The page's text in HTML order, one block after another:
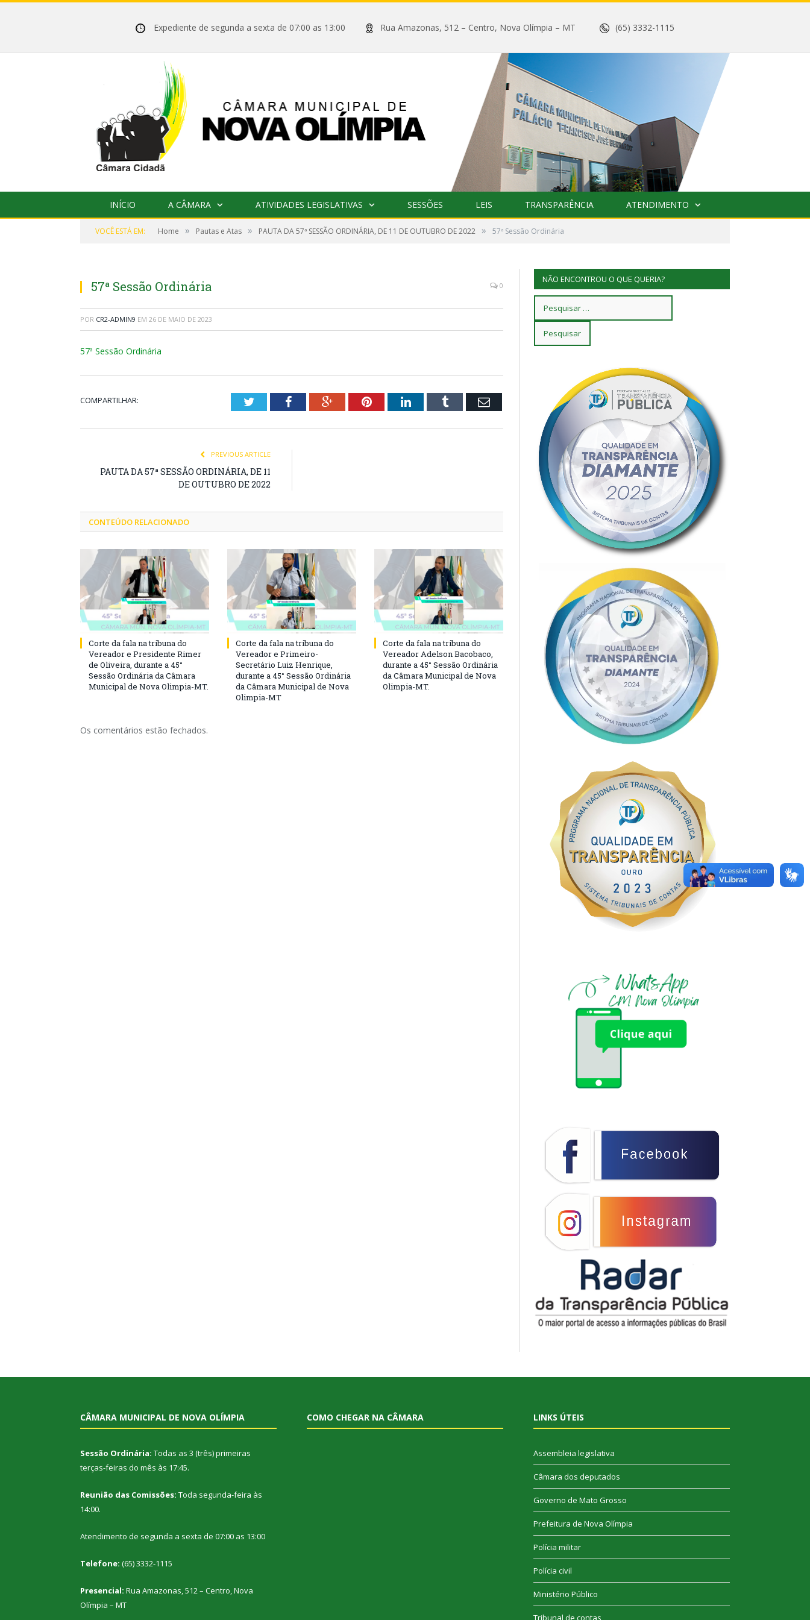
Expediente de segunda a sexta de 07:00 as 13:00 Rua Amazonas, 512 – Centro, Nova Olímpia – MT (65) 3332-1115
INÍCIO A CÂMARA ATIVIDADES LEGISLATIVAS SESSÕES LEIS TRANSPARÊNCIA ATENDIMENTO
VOCÊ ESTÁ EM: Home » Pautas e Atas » PAUTA DA 57ª SESSÃO ORDINÁRIA, DE 11 DE OUTUBRO DE 2022 » 57ª Sessão Ordinária
57ª Sessão Ordinária 0
POR CR2-ADMIN9 EM 26 DE MAIO DE 2023
57ª Sessão Ordinária
COMPARTILHAR: TwitterFacebookGoogle+PinterestLinkedInTumblr Email
PREVIOUS ARTICLE
PAUTA DA 57ª SESSÃO ORDINÁRIA, DE 11
DE OUTUBRO DE 2022
CONTEÚDO RELACIONADO
Corte da fala na tribuna do
Vereador e Presidente Rimer
de Oliveira, durante a 45°
Sessão Ordinária da Câmara
Municipal de Nova Olimpia-MT.
Corte da fala na tribuna do
Vereador e Primeiro-
Secretário Luiz Henrique,
durante a 45° Sessão Ordinária
da Câmara Municipal de Nova
Olimpia-MT
Corte da fala na tribuna do
Vereador Adelson Bacobaco,
durante a 45° Sessão Ordinária
da Câmara Municipal de Nova
Olimpia-MT.
Os comentários estão fechados.
NÃO ENCONTROU O QUE QUERIA?
CÂMARA MUNICIPAL DE NOVA OLÍMPIA
Sessão Ordinária: Todas as 3 (três) primeiras
terças-feiras do mês às 17:45.
Reunião das Comissões: Toda segunda-feira às
14:00.
Atendimento de segunda a sexta de 07:00 as 13:00
Telefone: (65) 3332-1115
Presencial: Rua Amazonas, 512 – Centro, Nova
Olímpia – MT
COMO CHEGAR NA CÂMARA LINKS ÚTEIS
Assembleia legislativa
Câmara dos deputados
Governo de Mato Grosso
Prefeitura de Nova Olímpia
Polícia militar
Polícia civil
Ministério Público
Tribunal de contas